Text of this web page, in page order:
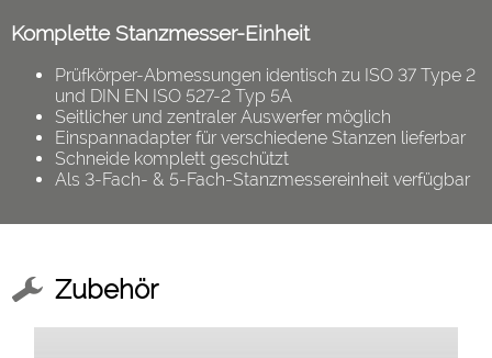
Komplette Stanzmesser-Einheit
Prüfkörper-Abmessungen identisch zu ISO 37 Type 2
und DIN EN ISO 527-2 Typ 5A
Seitlicher und zentraler Auswerfer möglich
Einspannadapter für verschiedene Stanzen lieferbar
Schneide komplett geschützt
Als 3-Fach- & 5-Fach-Stanzmessereinheit verfügbar
Zubehör